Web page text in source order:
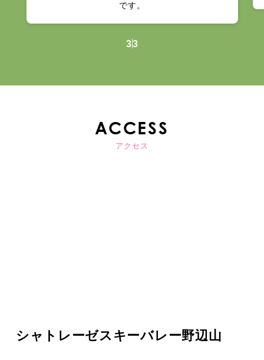
です。
33
ACCESS
アクセス
シャトレーゼスキーバレー野辺山